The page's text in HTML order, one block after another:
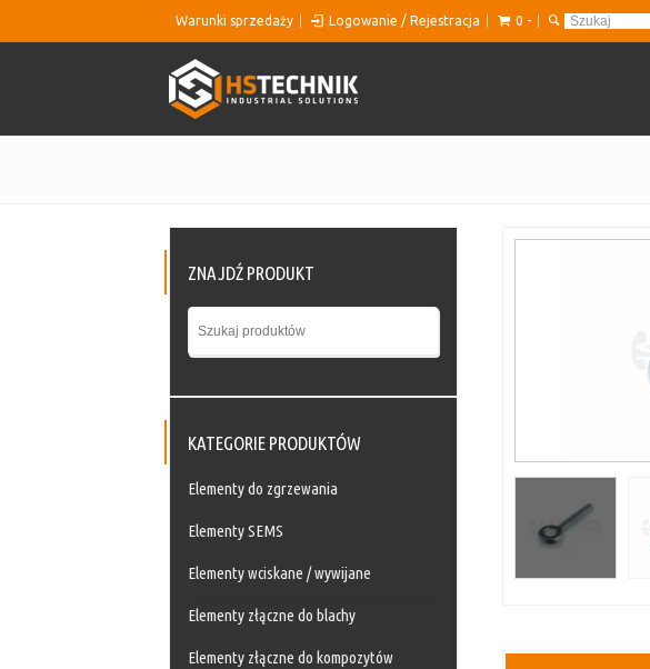
Warunki sprzedaży Logowanie / Rejestracja 0 -
ZNAJDŹ PRODUKT
KATEGORIE PRODUKTÓW
Elementy do zgrzewania
Elementy SEMS
Elementy wciskane / wywijane
Elementy złączne do blachy
Elementy złączne do kompozytów